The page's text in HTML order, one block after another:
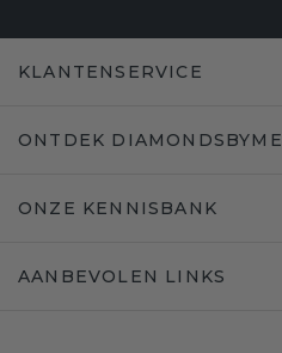
KLANTENSERVICE
ONTDEK DIAMONDSBYME
ONZE KENNISBANK
AANBEVOLEN LINKS